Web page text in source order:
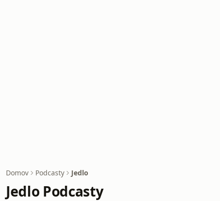
Domov Podcasty Jedlo
Jedlo Podcasty